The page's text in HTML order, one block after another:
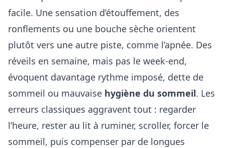
facile. Une sensation d’étouffement, des
ronflements ou une bouche sèche orientent
plutôt vers une autre piste, comme l’apnée. Des
réveils en semaine, mais pas le week-end,
évoquent davantage rythme imposé, dette de
sommeil ou mauvaise hygiène du sommeil. Les
erreurs classiques aggravent tout : regarder
l’heure, rester au lit à ruminer, scroller, forcer le
sommeil, puis compenser par de longues